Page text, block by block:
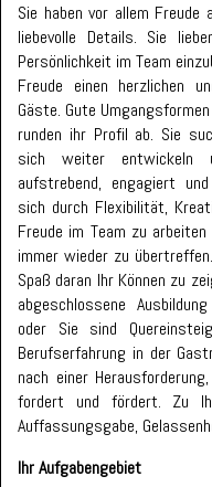
Sie haben vor allem
liebevolle Details. Sie
Persönlichkeit im Team
Freude einen herzlichen
Gäste. Gute
runden ihr Profil ab. Sie
sich weiter entwickeln
aufstrebend, engagiert
sich durch Flexibilität,
Freude im Team zu
immer wieder zu
Spaß daran Ihr Können zu
abgeschlossene
oder Sie sind
Berufserfahrung in der
nach einer
fordert und fördert. Zu
Auffassungsgabe,
Ihr Aufgabengebiet